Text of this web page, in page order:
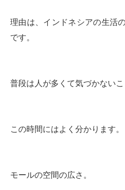
理由は、インドネシアの生活
です。
普段は人が多くて気づかないこ
この時間にはよく分かります。
モールの空間の広さ。